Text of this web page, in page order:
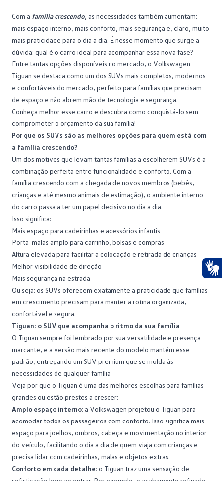
Com a família crescendo, as necessidades também aumentam:
mais espaço interno, mais conforto, mais segurança e, claro, muito
mais praticidade para o dia a dia. É nesse momento que surge a
dúvida: qual é o carro ideal para acompanhar essa nova fase?
Entre tantas opções disponíveis no mercado, o Volkswagen
Tiguan se destaca como um dos SUVs mais completos, modernos
e confortáveis do mercado, perfeito para famílias que precisam
de espaço e não abrem mão de tecnologia e segurança.
Conheça melhor esse carro e descubra como conquistá-lo sem
comprometer o orçamento da sua família!
Por que os SUVs são as melhores opções para quem está com
a família crescendo?
Um dos motivos que levam tantas famílias a escolherem SUVs é a
combinação perfeita entre funcionalidade e conforto. Com a
família crescendo com a chegada de novos membros (bebês,
crianças e até mesmo animais de estimação), o ambiente interno
do carro passa a ter um papel decisivo no dia a dia.
Isso significa:
Mais espaço para cadeirinhas e acessórios infantis
Porta-malas amplo para carrinho, bolsas e compras
Altura elevada para facilitar a colocação e retirada de crianças
Melhor visibilidade de direção
Mais segurança na estrada
Ou seja: os SUVs oferecem exatamente a praticidade que famílias
em crescimento precisam para manter a rotina organizada,
confortável e segura.
Tiguan: o SUV que acompanha o ritmo da sua família
O Tiguan sempre foi lembrado por sua versatilidade e presença
marcante, e a versão mais recente do modelo mantém esse
padrão, entregando um SUV premium que se molda às
necessidades de qualquer família.
Veja por que o Tiguan é uma das melhores escolhas para famílias
grandes ou estão prestes a crescer:
Amplo espaço interno: a Volkswagen projetou o Tiguan para
acomodar todos os passageiros com conforto. Isso significa mais
espaço para joelhos, ombros, cabeça e movimentação no interior
do veículo, facilitando o dia a dia de quem viaja com crianças e
precisa lidar com cadeirinhas, malas e objetos extras.
Conforto em cada detalhe: o Tiguan traz uma sensação de